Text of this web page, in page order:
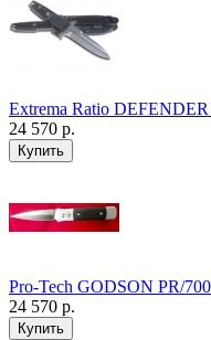
Extrema Ratio
24 570 р.
Pro-Tech GODSON PR/700
24 570 р.